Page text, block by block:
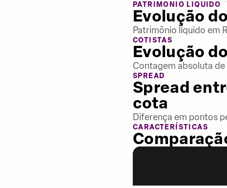
PATRIMÔNIO LÍQUIDO
Evolução
Patrimônio líquido em
COTISTAS
Evolução
Contagem absoluta
SPREAD
Spread
cota
Diferença em pontos
CARACTERÍSTICAS